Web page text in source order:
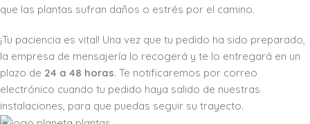
que las plantas sufran daños o estrés por el camino.
¡Tu paciencia es vital! Una vez que tu pedido ha sido preparado,
la empresa de mensajería lo recogerá y te lo entregará en un
plazo de 24 a 48 horas. Te notificaremos por correo
electrónico cuando tu pedido haya salido de nuestras
instalaciones, para que puedas seguir su trayecto.